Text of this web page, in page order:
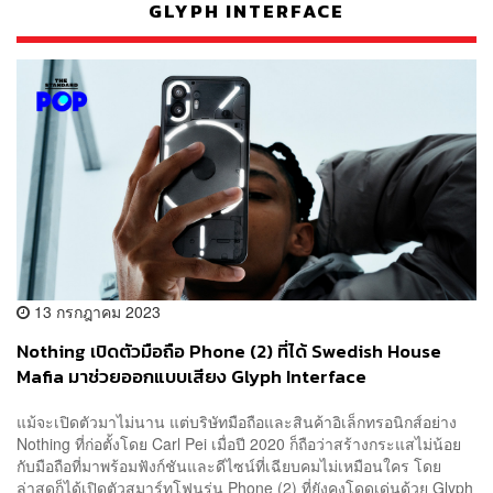
GLYPH INTERFACE
13 กรกฎาคม 2023
Nothing เปิดตัวมือถือ Phone (2) ที่ได้ Swedish House
Mafia มาช่วยออกแบบเสียง Glyph Interface
แม้จะเปิดตัวมาไม่นาน แต่บริษัทมือถือและสินค้าอิเล็กทรอนิกส์อย่าง
Nothing ที่ก่อตั้งโดย Carl Pei เมื่อปี 2020 ก็ถือว่าสร้างกระแสไม่น้อย
กับมือถือที่มาพร้อมฟังก์ชันและดีไซน์ที่เฉียบคมไม่เหมือนใคร โดย
ล่าสุดก็ได้เปิดตัวสมาร์ทโฟนรุ่น Phone (2) ที่ยังคงโดดเด่นด้วย Glyph